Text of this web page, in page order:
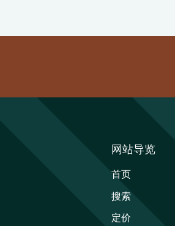
网站导览
首页
搜索
定价